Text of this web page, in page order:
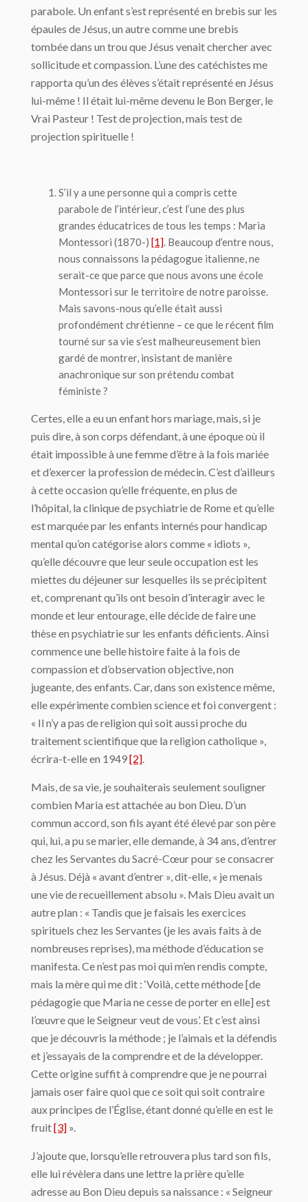
parabole. Un enfant s’est représenté en brebis sur les
épaules de Jésus, un autre comme une brebis
tombée dans un trou que Jésus venait chercher avec
sollicitude et compassion. L’une des catéchistes me
rapporta qu’un des élèves s’était représenté en Jésus
lui-même ! Il était lui-même devenu le Bon Berger, le
Vrai Pasteur ! Test de projection, mais test de
projection spirituelle !
S’il y a une personne qui a compris cette
parabole de l’intérieur, c’est l’une des plus
grandes éducatrices de tous les temps : Maria
Montessori (1870-) [1]. Beaucoup d’entre nous,
nous connaissons la pédagogue italienne, ne
serait-ce que parce que nous avons une école
Montessori sur le territoire de notre paroisse.
Mais savons-nous qu’elle était aussi
profondément chrétienne – ce que le récent film
tourné sur sa vie s’est malheureusement bien
gardé de montrer, insistant de manière
anachronique sur son prétendu combat
féministe ?
Certes, elle a eu un enfant hors mariage, mais, si je
puis dire, à son corps défendant, à une époque où il
était impossible à une femme d’être à la fois mariée
et d’exercer la profession de médecin. C’est d’ailleurs
à cette occasion qu’elle fréquente, en plus de
l’hôpital, la clinique de psychiatrie de Rome et qu’elle
est marquée par les enfants internés pour handicap
mental qu’on catégorise alors comme « idiots »,
qu’elle découvre que leur seule occupation est les
miettes du déjeuner sur lesquelles ils se précipitent
et, comprenant qu’ils ont besoin d’interagir avec le
monde et leur entourage, elle décide de faire une
thèse en psychiatrie sur les enfants déficients. Ainsi
commence une belle histoire faite à la fois de
compassion et d’observation objective, non
jugeante, des enfants. Car, dans son existence même,
elle expérimente combien science et foi convergent :
« Il n’y a pas de religion qui soit aussi proche du
traitement scientifique que la religion catholique »,
écrira-t-elle en 1949[2].
Mais, de sa vie, je souhaiterais seulement souligner
combien Maria est attachée au bon Dieu. D’un
commun accord, son fils ayant été élevé par son père
qui, lui, a pu se marier, elle demande, à 34 ans, d’entrer
chez les Servantes du Sacré-Cœur pour se consacrer
à Jésus. Déjà « avant d’entrer », dit-elle, « je menais
une vie de recueillement absolu ». Mais Dieu avait un
autre plan : « Tandis que je faisais les exercices
spirituels chez les Servantes (je les avais faits à de
nombreuses reprises), ma méthode d’éducation se
manifesta. Ce n’est pas moi qui m’en rendis compte,
mais la mère qui me dit : ‘Voilà, cette méthode [de
pédagogie que Maria ne cesse de porter en elle] est
l’œuvre que le Seigneur veut de vous’. Et c’est ainsi
que je découvris la méthode ; je l’aimais et la défendis
et j’essayais de la comprendre et de la développer.
Cette origine suffit à comprendre que je ne pourrai
jamais oser faire quoi que ce soit qui soit contraire
aux principes de l’Église, étant donné qu’elle en est le
fruit[3] ».
J’ajoute que, lorsqu’elle retrouvera plus tard son fils,
elle lui révèlera dans une lettre la prière qu’elle
adresse au Bon Dieu depuis sa naissance : « Seigneur